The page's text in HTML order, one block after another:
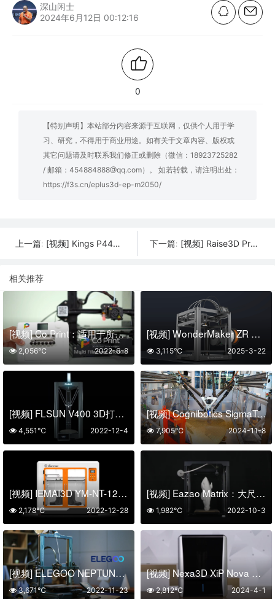
深山闲士
2024年6月12日 00:12:16
0
【特别声明】本站部分内容来源于互联网，仅供个人用于学
习、研究，不得用于商业用途。如有关于文章内容、版权或
其它问题请及时联系我们修正或删除（微信：18923725282
/ 邮箱：454884888@qq.com）。 如若转载，请注明出处：
https://f3s.cn/eplus3d-ep-m2050/
上一篇: [视频] Kings P440 SLS 3D打印机：尖端的SLS 3D打印 下一篇: [视频] Raise3D Pro3 HS 系列：岂止于快-实现高性能工程塑料连续生产
相关推荐
[视频] Co Print：适用于所有 Bowden 3D打印机的多色和多材料模块
2022-6-8
2,056℃
[视频] WonderMaker ZR Ultra | 4 个工具头 | 多色和多材料打印 | CoreXY | 开源
2025-3-22
3,115℃
[视频] FLSUN V400 3D打印机！400mm/s 惊人的速度
2022-12-4
4,551℃
[视频] Cognibotics SigmaTau3000 轻型机器人：智能制造的未来
2024-11-8
7,905℃
[视频] IEMAI3D YM-NT-1200 大型工业级FDM3D打印机
2022-12-28
2,178℃
[视频] Eazao Matrix：大尺寸的终极多材料 3D打印机
2022-10-3
1,982℃
[视频] ELEGOO NEPTUNE 3 PRO FDM 3D打印机
2022-11-23
3,671℃
[视频] Nexa3D XiP Nova 简介：人工智能驱动的桌面3D打印机
2024-4-1
2,812℃